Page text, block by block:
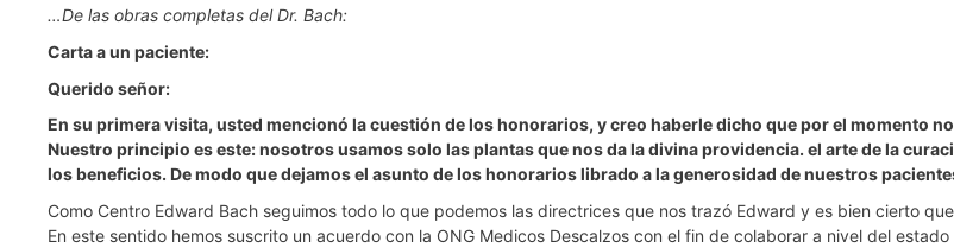
…De las obras completas del Dr. Bach:
Carta a un paciente:
Querido señor:
En su primera visita, usted mencionó la cuestión de los honorarios, y creo haberle dicho que por el momento
Nuestro principio es este: nosotros usamos solo las plantas que nos da la divina providencia. el arte de la
los beneficios. De modo que dejamos el asunto de los honorarios librado a la generosidad de nuestros
Como Centro Edward Bach seguimos todo lo que podemos las directrices que nos trazó Edward y es bien cierto
En este sentido hemos suscrito un acuerdo con la ONG Medicos Descalzos con el fin de colaborar a nivel del